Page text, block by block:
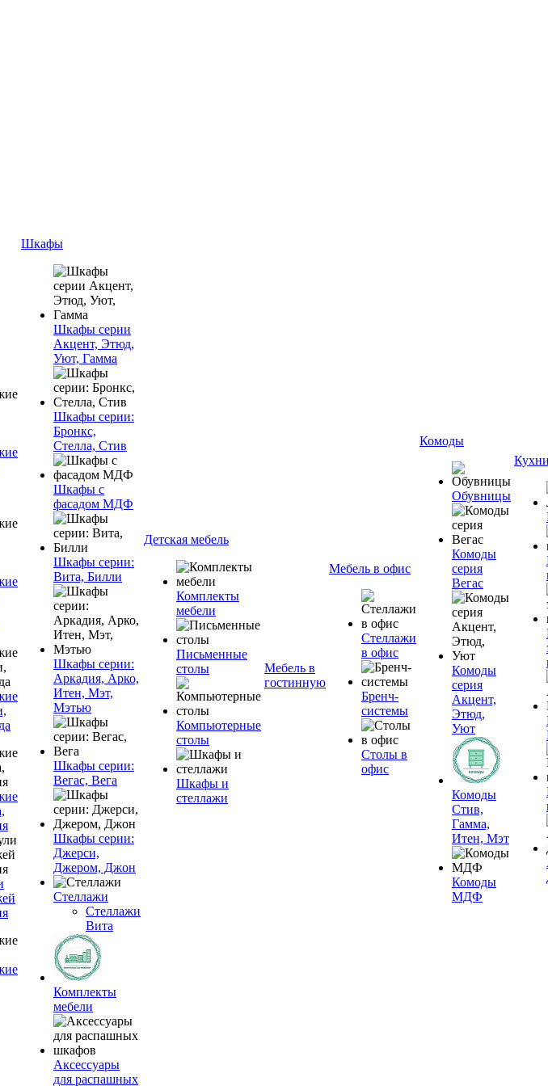
Шкафы
Шкафы серии
Акцент, Этюд,
Уют, Гамма
Шкафы серии:
Бронкс,
Стелла, Стив
Шкафы с
фасадом МДФ
Шкафы серии:
Вита, Билли
Шкафы серии:
Аркадия, Арко,
Итен, Мэт,
Мэтью
Шкафы серии:
Вегас, Вега
Шкафы серии:
Джерси,
Джером, Джон
Стеллажи
Стеллажи
Вита
Комплекты
мебели
Аксессуары
для распашных
Детская мебель
Комплекты
мебели
Письменные
столы
Компьютерные
столы
Шкафы и
стеллажи
Мебель в
гостинную
Мебель в офис
Стеллажи
в офис
Бренч-
системы
Столы в
офис
Комоды
Обувницы
Комоды
серия
Вегас
Комоды
серия
Акцент,
Этюд,
Уют
Комоды
Стив,
Гамма,
Итен, Мэт
Комоды
МДФ